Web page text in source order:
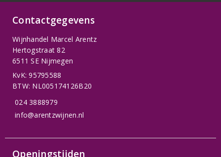
Contactgegevens
Wijnhandel Marcel Arentz
Hertogstraat 82
6511 SE Nijmegen
KvK: 95795588
BTW: NL005174126B20
024 3888979
info@arentzwijnen.nl
Openingstijden